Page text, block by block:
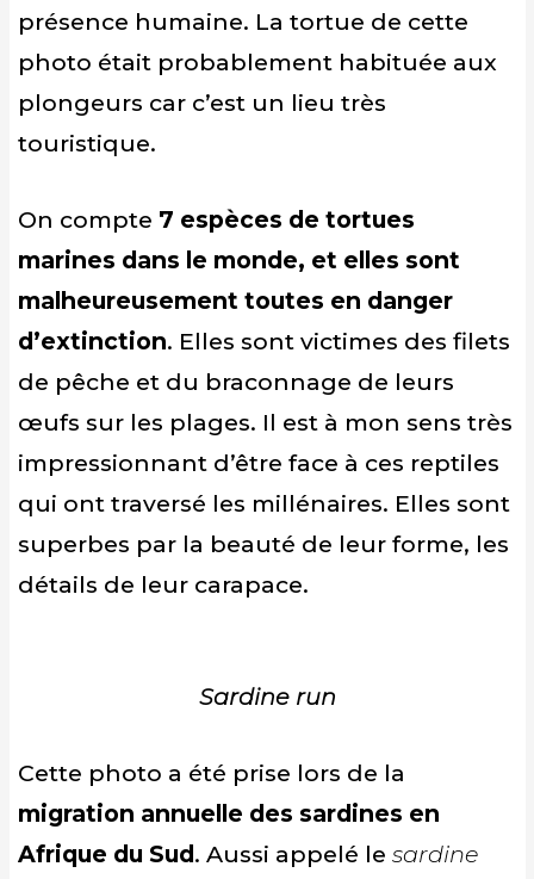
présence humaine. La tortue de cette
photo était probablement habituée aux
plongeurs car c’est un lieu très
touristique.
On compte 7 espèces de tortues
marines dans le monde, et elles sont
malheureusement toutes en danger
d’extinction. Elles sont victimes des filets
de pêche et du braconnage de leurs
œufs sur les plages. Il est à mon sens très
impressionnant d’être face à ces reptiles
qui ont traversé les millénaires. Elles sont
superbes par la beauté de leur forme, les
détails de leur carapace.
Sardine run
Cette photo a été prise lors de la
migration annuelle des sardines en
Afrique du Sud. Aussi appelé le sardine